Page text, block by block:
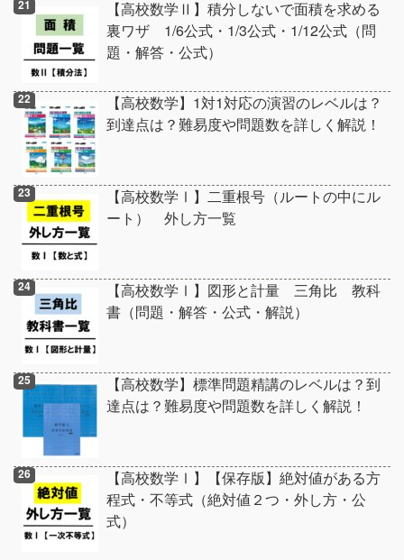
【高校数学Ⅱ】積分しないで面積を求める
裏ワザ 1/6公式・1/3公式・1/12公式（問
題・解答・公式）
【高校数学】1対1対応の演習のレベルは？
到達点は？難易度や問題数を詳しく解説！
【高校数学Ⅰ】二重根号（ルートの中にル
ート） 外し方一覧
【高校数学Ⅰ】図形と計量 三角比 教科
書（問題・解答・公式・解説）
【高校数学】標準問題精講のレベルは？到
達点は？難易度や問題数を詳しく解説！
【高校数学Ⅰ】【保存版】絶対値がある方
程式・不等式（絶対値２つ・外し方・公
式）